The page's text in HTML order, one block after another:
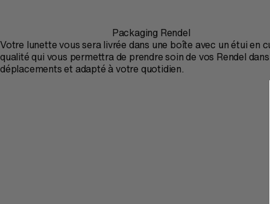
Packaging Rendel
Votre lunette vous sera livrée dans une boîte avec un étui en
qualité qui vous permettra de prendre soin de vos Rendel
déplacements et adapté à votre quotidien.